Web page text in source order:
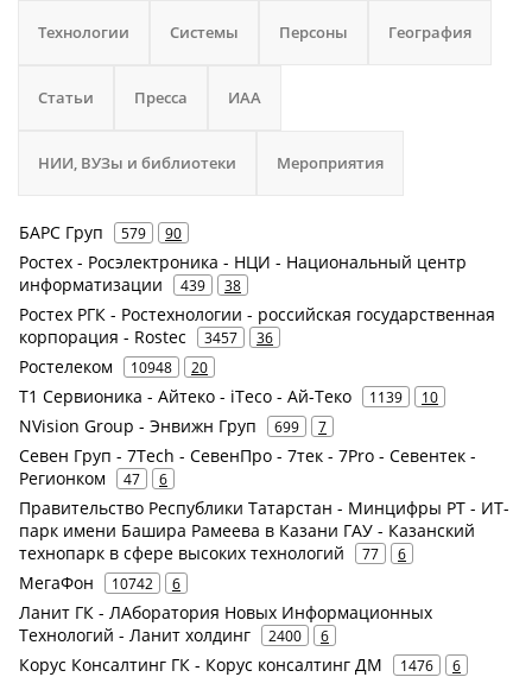
Технологии Системы Персоны География
Статьи Пресса ИАА
НИИ, ВУЗы и библиотеки Мероприятия
БАРС Груп 579 90
Ростех - Росэлектроника - НЦИ - Национальный центр
информатизации
439 38
Ростех РГК - Ростехнологии - российская государственная
корпорация - Rostec
3457 36
Ростелеком 10948 20
Т1 Сервионика - Айтеко - iTeco - Ай-Теко 1139 10
NVision Group - Энвижн Груп 699 7
Севен Груп - 7Tech - СевенПро - 7тек - 7Pro - Севентек -
Регионком
47 6
Правительство Республики Татарстан - Минцифры РТ - ИТ-
парк имени Башира Рамеева в Казани ГАУ - Казанский
технопарк в сфере высоких технологий
77 6
МегаФон 10742 6
Ланит ГК - ЛАборатория Новых Информационных
Технологий - Ланит холдинг
2400 6
Корус Консалтинг ГК - Корус консалтинг ДМ 1476 6